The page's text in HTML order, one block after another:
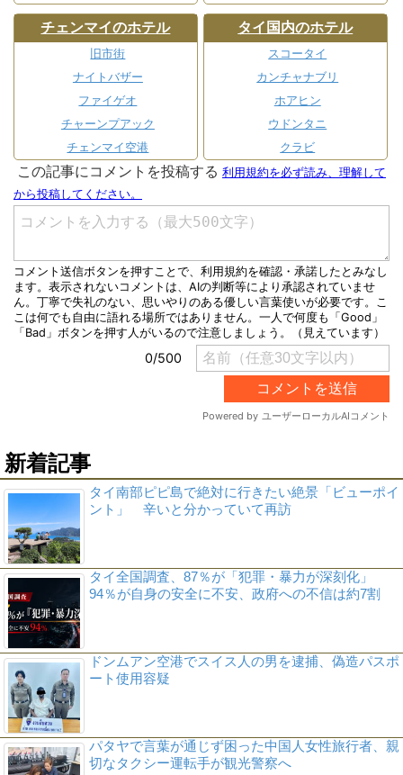
チェンマイのホテル
旧市街
ナイトバザー
ファイゲオ
チャーンプアック
チェンマイ空港
タイ国内のホテル
スコータイ
カンチャナブリ
ホアヒン
ウドンタニ
クラビ
新着記事
タイ南部ピピ島で絶対に行きたい絶景「ビューポイ
ント」 辛いと分かっていて再訪
タイ全国調査、87％が「犯罪・暴力が深刻化」
94％が自身の安全に不安、政府への不信は約7割
ドンムアン空港でスイス人の男を逮捕、偽造パスポ
ート使用容疑
パタヤで言葉が通じず困った中国人女性旅行者、親
切なタクシー運転手が観光警察へ